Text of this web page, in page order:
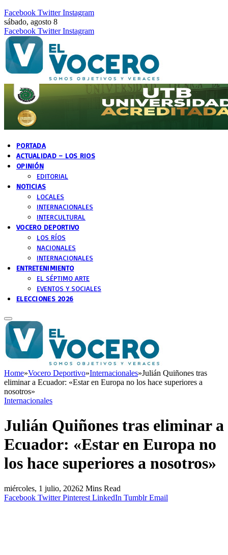
Facebook Twitter Instagram
sábado, agosto 8
Facebook Twitter Instagram
PORTADA
ACTUALIDAD – LOS RIOS
OPINIÓN
EDITORIAL
NOTICIAS
LOCALES
INTERNACIONALES
INTERCULTURAL
VOCERO DEPORTIVO
LOS RÍOS
NACIONALES
INTERNACIONALES
ENTRETENIMIENTO
EL SÉPTIMO ARTE
EVENTOS Y SOCIALES
ELECCIONES 2026
Home»Vocero Deportivo»Internacionales»Julián Quiñones tras
eliminar a Ecuador: «Estar en Europa no los hace superiores a
nosotros»
Internacionales
Julián Quiñones tras eliminar a
Ecuador: «Estar en Europa no
los hace superiores a nosotros»
miércoles, 1 julio, 20262 Mins Read
Facebook Twitter Pinterest LinkedIn Tumblr Email